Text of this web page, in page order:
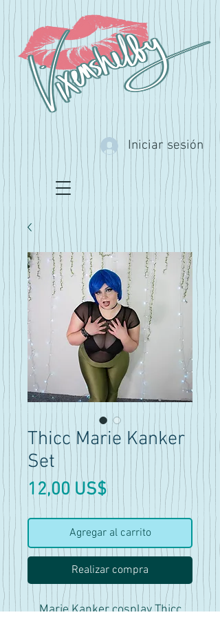
Iniciar sesión
Thicc Marie Kanker
Set
12,00 US$Precio
Agregar al carrito
Realizar compra
Marie Kanker cosplay Thicc